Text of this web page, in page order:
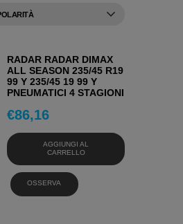
RADAR RADAR DIMAX
ALL SEASON 235/45 R19
99 Y 235/45 19 99 Y
PNEUMATICI 4 STAGIONI
€86,16
AGGIUNGI AL
CARRELLO
OSSERVA